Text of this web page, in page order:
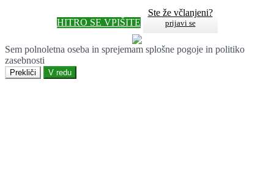
HITRO SE VPIŠITE
Ste že včlanjeni?
prijavi se
Sem polnoletna oseba in sprejemam splošne pogoje in politiko
zasebnosti
Prekliči V redu